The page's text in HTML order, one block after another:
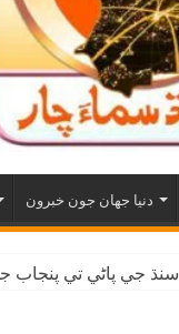
دنيا جهان جون خبرون
سنڌ جي پاڻي تي پنجاب